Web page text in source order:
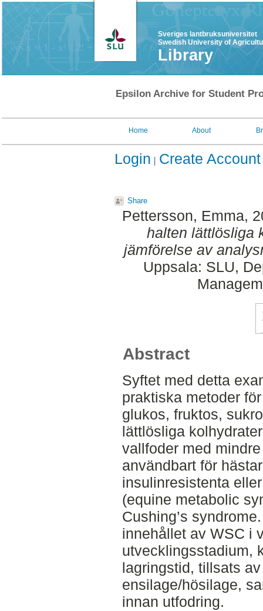
Sveriges lantbruksuniversitet
Swedish University of
Library
Epsilon Archive for Student
Home About
Login Create Account
Share
Pettersson, Emma,
halten lättlösliga
jämförelse av
Uppsala: SLU,
Abstract
Syftet med detta
praktiska metoder
glukos, fruktos,
lättlösliga
vallfoder med
användbart för
insulinresistenta
(equine metabolic
Cushing’s
innehållet av WSC i
utvecklingsstadium,
lagringstid, tillsats
ensilage/hösilage,
innan utfodring.